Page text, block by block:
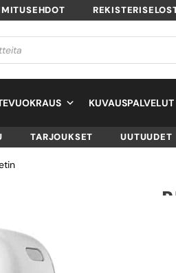
KUVAUSPALVELUT
TARJOUKSET UUTUUDET